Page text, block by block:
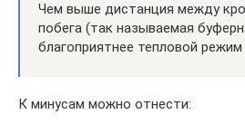
Чем выше дистанция между
побега (так называемая
благоприятнее тепловой режим
К минусам можно отнести: